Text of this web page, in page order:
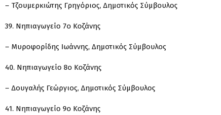
– Τζουμερκιώτης Γρηγόριος, Δημοτικός Σύμβουλος
39. Νηπιαγωγείο 7ο Κοζάνης
– Μυροφορίδης Ιωάννης, Δημοτικός Σύμβουλος
40. Νηπιαγωγείο 8ο Κοζάνης
– Δουγαλής Γεώργιος, Δημοτικός Σύμβουλος
41. Νηπιαγωγείο 9ο Κοζάνης